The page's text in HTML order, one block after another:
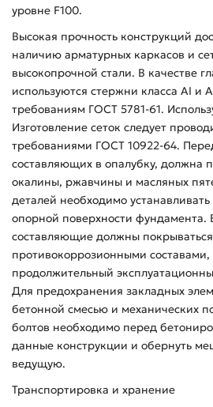
уровне F100.
Высокая прочность конструкций
наличию арматурных каркасов и
высокопрочной стали. В качестве
используются стержни класса AI и
требованиям ГОСТ 5781-61.
Изготовление сеток следует
требованиями ГОСТ 10922-64.
составляющих в опалубку, должна
окалины, ржавчины и масляных
деталей необходимо
опорной поверхности фундамента.
составляющие должны
противокоррозионными
продолжительный
Для предохранения закладных
бетонной смесью и механических
болтов необходимо перед
данные конструкции и обернуть
ведущую.
Транспортировка и хранение